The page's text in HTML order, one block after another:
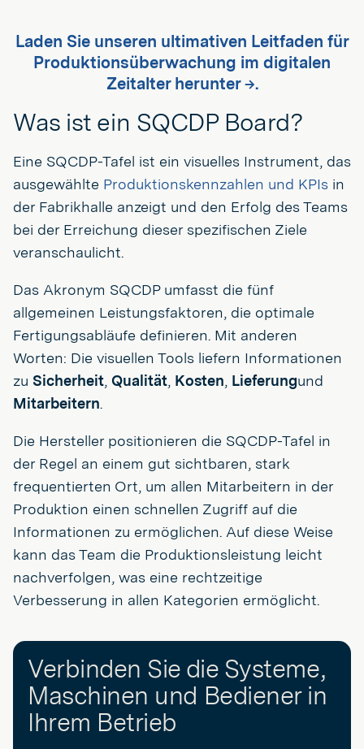
Laden Sie unseren ultimativen Leitfaden für
Produktionsüberwachung im digitalen
Zeitalter herunter →.
Was ist ein SQCDP Board?
Eine SQCDP-Tafel ist ein visuelles Instrument, das
ausgewählte Produktionskennzahlen und KPIs in
der Fabrikhalle anzeigt und den Erfolg des Teams
bei der Erreichung dieser spezifischen Ziele
veranschaulicht.
Das Akronym SQCDP umfasst die fünf
allgemeinen Leistungsfaktoren, die optimale
Fertigungsabläufe definieren. Mit anderen
Worten: Die visuellen Tools liefern Informationen
zu Sicherheit, Qualität, Kosten, Lieferungund
Mitarbeitern.
Die Hersteller positionieren die SQCDP-Tafel in
der Regel an einem gut sichtbaren, stark
frequentierten Ort, um allen Mitarbeitern in der
Produktion einen schnellen Zugriff auf die
Informationen zu ermöglichen. Auf diese Weise
kann das Team die Produktionsleistung leicht
nachverfolgen, was eine rechtzeitige
Verbesserung in allen Kategorien ermöglicht.
Verbinden Sie die Systeme,
Maschinen und Bediener in
Ihrem Betrieb